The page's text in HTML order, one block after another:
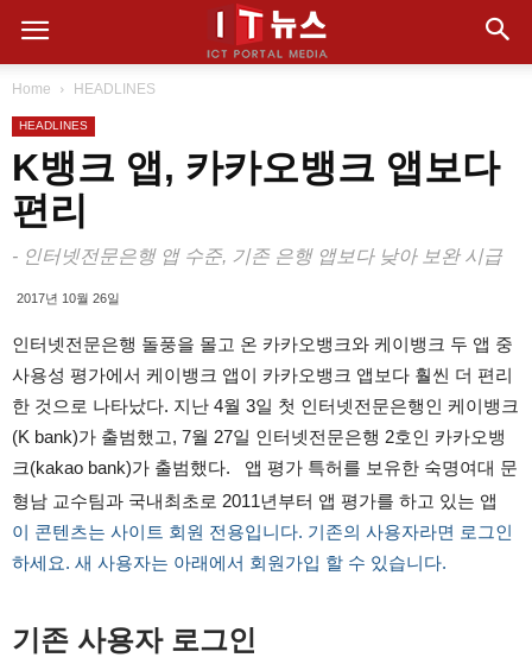
Home HEADLINES
HEADLINES
K뱅크 앱, 카카오뱅크 앱보다
편리
- 인터넷전문은행 앱 수준, 기존 은행 앱보다 낮아 보완 시급
2017년 10월 26일
인터넷전문은행 돌풍을 몰고 온 카카오뱅크와 케이뱅크 두 앱 중
사용성 평가에서 케이뱅크 앱이 카카오뱅크 앱보다 훨씬 더 편리
한 것으로 나타났다. 지난 4월 3일 첫 인터넷전문은행인 케이뱅크
(K bank)가 출범했고, 7월 27일 인터넷전문은행 2호인 카카오뱅
크(kakao bank)가 출범했다. 앱 평가 특허를 보유한 숙명여대 문
형남 교수팀과 국내최초로 2011년부터 앱 평가를 하고 있는 앱
이 콘텐츠는 사이트 회원 전용입니다. 기존의 사용자라면 로그인
하세요. 새 사용자는 아래에서 회원가입 할 수 있습니다.
기존 사용자 로그인